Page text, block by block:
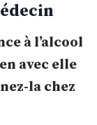
à l’alcool
avec elle
la chez